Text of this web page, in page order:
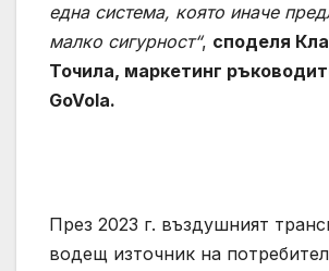
една система, която иначе
малко сигурност“, споделя
Точила, маркетинг
GoVola.
През 2023 г. въздушният
водещ източник на